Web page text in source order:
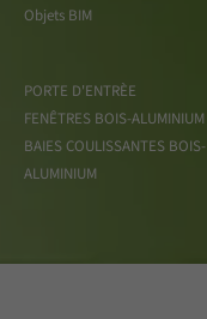
Objets BIM
PORTE D'ENTRÈE
FENÊTRES BOIS-ALUMINIUM
BAIES COULISSANTES BOIS-
ALUMINIUM